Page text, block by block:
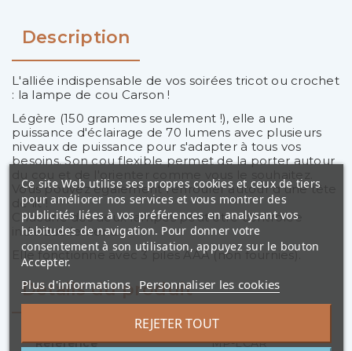
Description
L'alliée indispensable de vos soirées tricot ou crochet
: la lampe de cou Carson !
Légère (150 grammes seulement !), elle a une
puissance d'éclairage de 70 lumens avec plusieurs
niveaux de puissance pour s'adapter à tous vos
besoins. Son cou flexible permet de la porter autour
Vous pouvez également l'enrouler autour d'une tête
de lit !
Chacune des deux lampes peut être contrôlée
individuellement.
Elle fonctionne avec 3 piles AAA (non fournies).
Détails du produit
Référence MP-LCAR
Ce site Web utilise ses propres cookies et ceux de tiers
pour améliorer nos services et vous montrer des
publicités liées à vos préférences en analysant vos
habitudes de navigation. Pour donner votre
consentement à son utilisation, appuyez sur le bouton
Accepter.
Plus d'informations Personnaliser les cookies
REJETER TOUT